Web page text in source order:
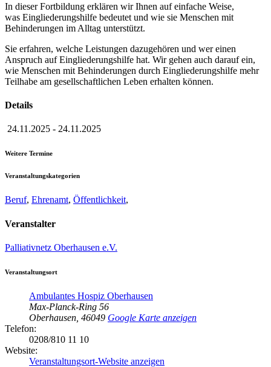
In dieser Fortbildung erklären wir Ihnen auf einfache Weise,
was Eingliederungshilfe bedeutet und wie sie Menschen mit
Behinderungen im Alltag unterstützt.
Sie erfahren, welche Leistungen dazugehören und wer einen
Anspruch auf Eingliederungshilfe hat. Wir gehen auch darauf ein,
wie Menschen mit Behinderungen durch Eingliederungshilfe mehr
Teilhabe am gesellschaftlichen Leben erhalten können.
Details
24.11.2025 - 24.11.2025
Weitere Termine
Veranstaltungskategorien
Beruf, Ehrenamt, Öffentlichkeit,
Veranstalter
Palliativnetz Oberhausen e.V.
Veranstaltungsort
Ambulantes Hospiz Oberhausen
Max-Planck-Ring 56
Oberhausen 46049 Google Karte anzeigen
Telefon:
0208/810 11 10
Website:
Veranstaltungsort-Website anzeigen